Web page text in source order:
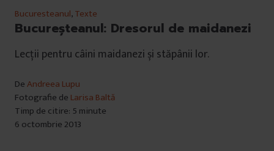
Bucuresteanul,Texte
Bucureşteanul: Dresorul de maidanezi
Lecții pentru câini maidanezi și stăpânii lor.
DeAndreea Lupu
Fotografie de Larisa Baltă
Timp de citire: 5 minute
6 octombrie 2013